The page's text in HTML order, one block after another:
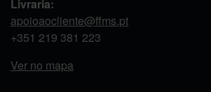
Livraria:
apoioaocliente@ffms.pt
+351 219 381 223
Ver no mapa